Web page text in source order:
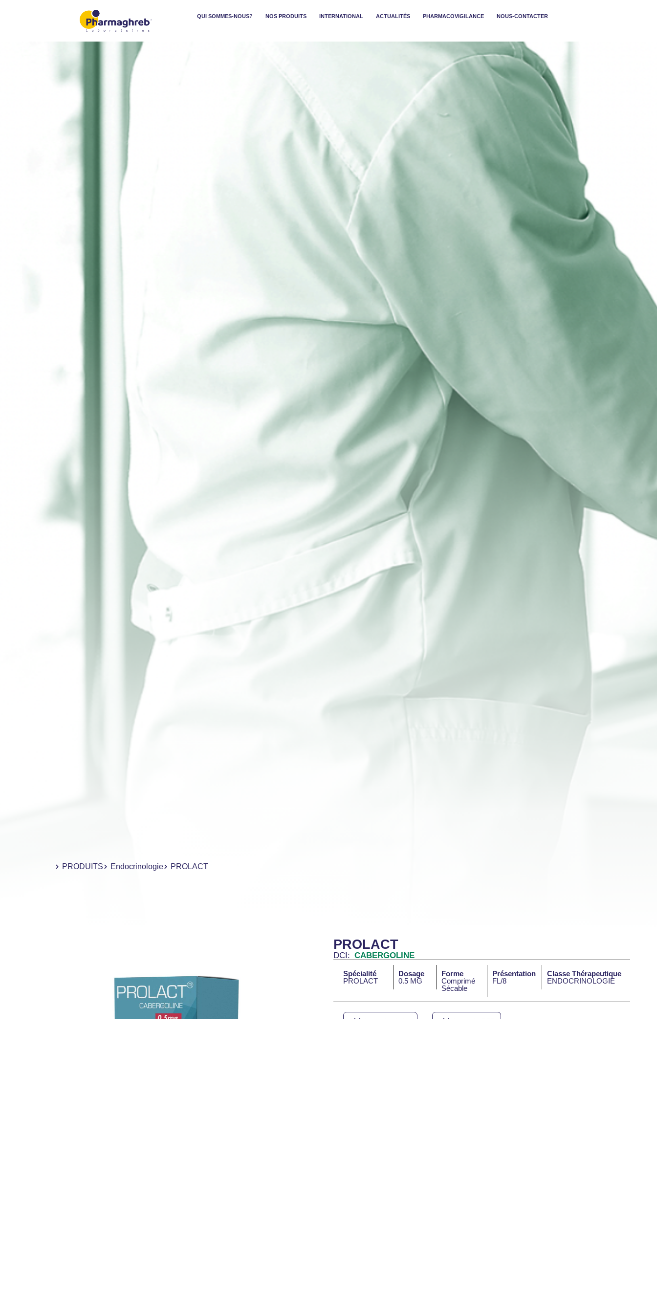
QUI SOMMES-NOUS? NOS PRODUITS INTERNATIONAL ACTUALITÉS PHARMACOVIGILANCE NOUS-CONTACTER
PRODUITS Endocrinologie PROLACT
PROLACT
DCI: CABERGOLINE
Spécialité
PROLACT
Dosage
0.5 MG
Forme
Comprimé
Sécable
Présentation
FL/8
Classe Thérapeutique
ENDOCRINOLOGIE
Télécharger La Notice Télécharger Le RCP